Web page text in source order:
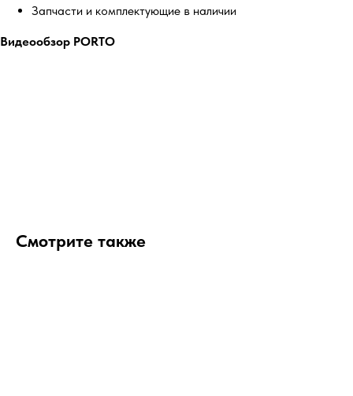
Запчасти и комплектующие в наличии
Видеообзор PORTO
Смотрите также